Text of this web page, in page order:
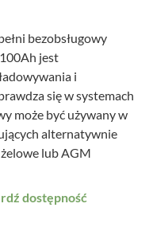
bezobsługowy
jest
i
się w systemach
może być używany w
alternatywnie
lub AGM
dostępność